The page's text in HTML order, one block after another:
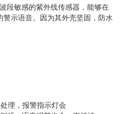
段敏感的紫外线传感器，能够在
警示语音。因为其外壳坚固，防水
理，报警指示灯会